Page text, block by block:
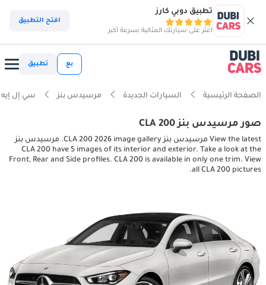
تطبيق دوبي كارز
اعثر على سيارتك المثالية بسرعة أكبر
افتح التطبيق
بع تطبيق
الصفحة الرئيسية السيارات الجديدة مرسيدس بنز سي إل
صور مرسيدس بنز CLA 200
View the latest مرسيدس بنز CLA 200 2026 image gallery. مرسيدس بنز
CLA 200 have 5 images of its interior and exterior. Take a look at the
Front, Rear and Side profiles. CLA 200 is available in only one trim. View
all CLA 200 pictures.